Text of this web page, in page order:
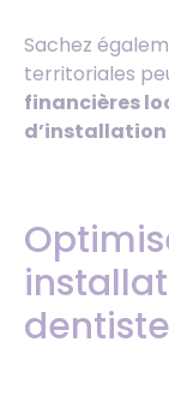
Sachez
territoriales
financières
dentiste